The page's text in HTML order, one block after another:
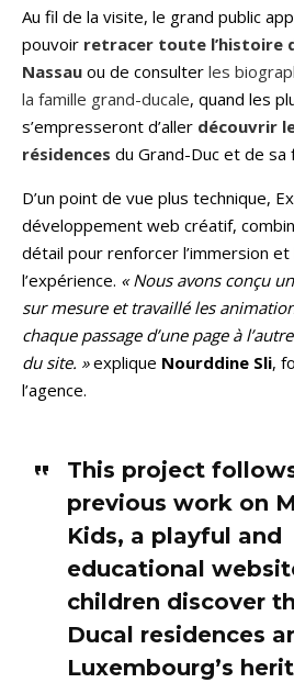
Au fil de la visite, le grand public
pouvoir retracer toute l’histoire
Nassau ou de consulter les
la famille grand-ducale, quand les
s’empresseront d’aller découvrir
résidences du Grand-Duc et de sa
D’un point de vue plus technique,
développement web créatif,
détail pour renforcer l’immersion
l’expérience. « Nous avons conçu
sur mesure et travaillé les
chaque passage d’une page à
du site. »explique Nourddine Sli,
l’agence.
This project
previous work on
Kids, a playful and
educational
children discover
Ducal residences
Luxembourg’s